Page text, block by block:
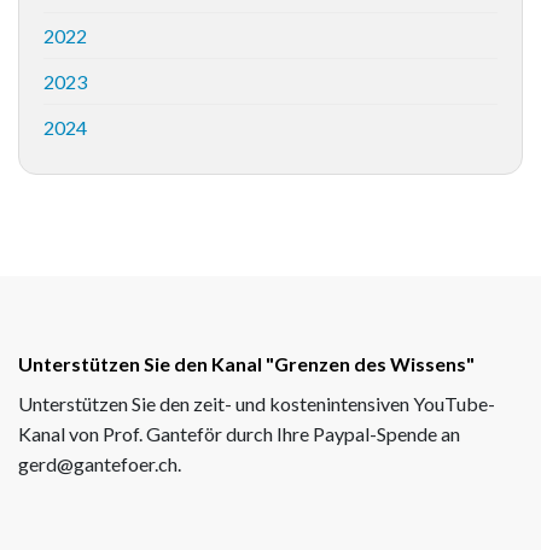
2022
2023
2024
Unterstützen Sie den Kanal "Grenzen des Wissens"
Unterstützen Sie den zeit- und kostenintensiven YouTube-
Kanal von Prof. Ganteför durch Ihre Paypal-Spende an
gerd@gantefoer.ch.